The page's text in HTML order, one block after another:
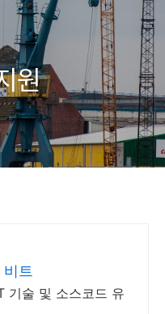
원
트
기술 및 소스코드 유